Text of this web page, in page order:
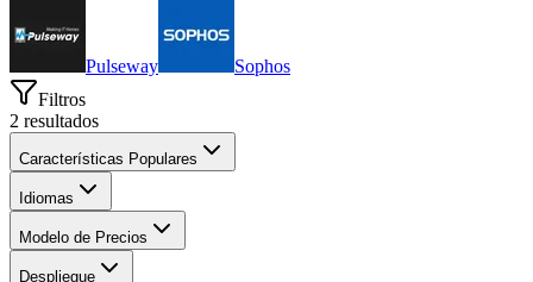
Pulseway
Sophos
Filtros
2 resultados
Características Populares
Idiomas
Modelo de Precios
Despliegue